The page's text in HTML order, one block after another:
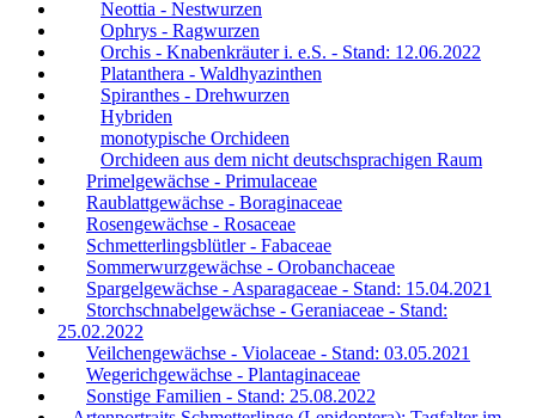
Neottia - Nestwurzen
Ophrys - Ragwurzen
Orchis - Knabenkräuter i. e.S. - Stand: 12.06.2022
Platanthera - Waldhyazinthen
Spiranthes - Drehwurzen
Hybriden
monotypische Orchideen
Orchideen aus dem nicht deutschsprachigen Raum
Primelgewächse - Primulaceae
Raublattgewächse - Boraginaceae
Rosengewächse - Rosaceae
Schmetterlingsblütler - Fabaceae
Sommerwurzgewächse - Orobanchaceae
Spargelgewächse - Asparagaceae - Stand: 15.04.2021
Storchschnabelgewächse - Geraniaceae - Stand:
25.02.2022
Veilchengewächse - Violaceae - Stand: 03.05.2021
Wegerichgewächse - Plantaginaceae
Sonstige Familien - Stand: 25.08.2022